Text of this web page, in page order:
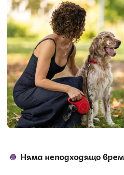
Няма неподходящо